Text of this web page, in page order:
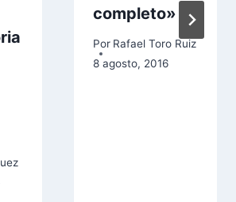
completo»
Por Rafael Toro Ruiz
8 agosto, 2016